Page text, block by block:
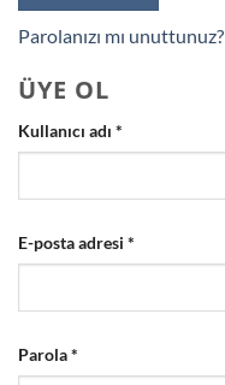
Parolanızı mı unuttunuz?
ÜYE OL
Kullanıcı adı *
E-posta adresi *
Parola*